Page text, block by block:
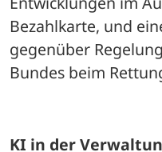
Bezahlkarte, und
gegenüber
Bundes beim
KI in der